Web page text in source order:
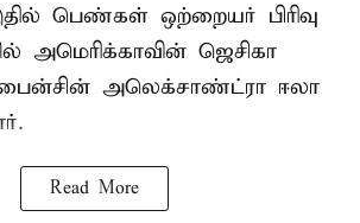
பெண்கள் ஒற்றையர் பிரிவு
அமெரிக்காவின் ஜெசிகா
அலெக்சாண்ட்ரா ஈலா
Read More